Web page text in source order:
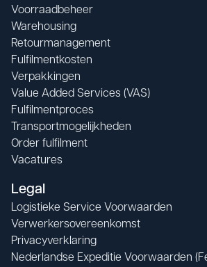
Voorraadbeheer
Warehousing
Retourmanagement
Fulfilmentkosten
Verpakkingen
Value Added Services (VAS)
Fulfilmentproces
Transportmogelijkheden
Order fulfilment
Vacatures
Legal
Logistieke Service Voorwaarden
Verwerkersovereenkomst
Privacyverklaring
Nederlandse Expeditie Voorwaarden